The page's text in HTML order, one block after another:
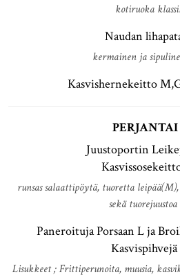
kotiruoka
Naudan
kermainen ja
Kasvishernekeitto
PERJANTAI
Juustoportin
runsas salaattipöytä, tuoretta
sekä
Paneroituja Porsaan L ja
Lisukkeet ; Frittiperunoita, muusia,